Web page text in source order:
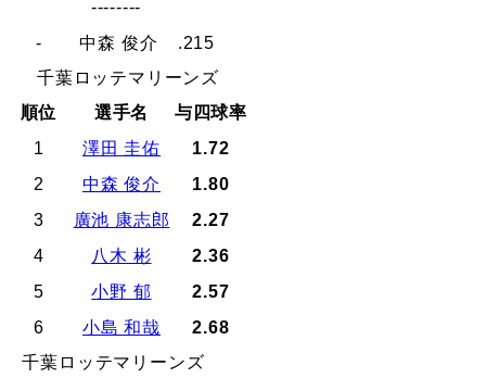
--------
-
中森 俊介
.215
千葉ロッテマリーンズ
順位
選手名
与四球率
1
澤田 圭佑
1.72
2
中森 俊介
1.80
3
廣池 康志郎
2.27
4
八木 彬
2.36
5
小野 郁
2.57
6
小島 和哉
2.68
千葉ロッテマリーンズ